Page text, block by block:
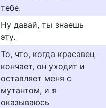
тебе.
Ну давай, ты знаешь
эту.
То, что, когда красавец
кончает, он уходит и
оставляет меня с
мутантом, и я
оказываюсь